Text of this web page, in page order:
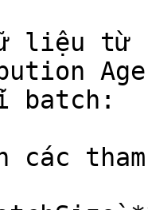
liệu từ
batch:
các